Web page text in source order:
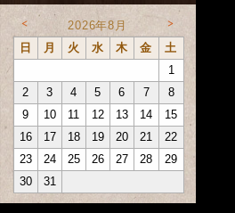
< 2026年8月 >
日 月 火 水 木 金
土
1
2
3 4 5 6 7
8
9
10 11 12 13 14
15
16
17 18 19 20 21
22
23
24 25 26 27 28
29
30
31